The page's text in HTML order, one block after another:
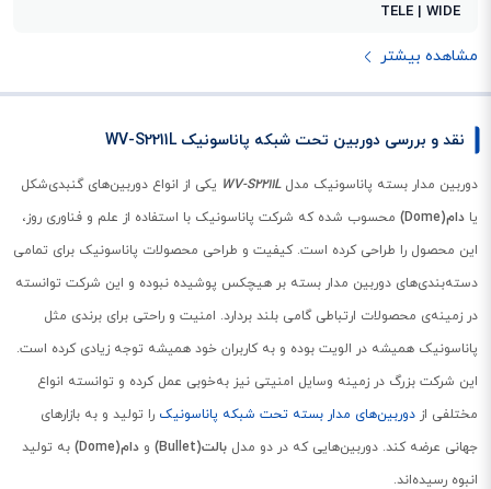
TELE | WIDE
مشاهده بیشتر
نقد و بررسی دوربین تحت شبکه پاناسونیک WV-S2211L
دوربین مدار بسته پاناسونیک مدلWV-S2211Lیکی از انواع دوربین‌های گنبدی‌شکل
یادام(Dome)
محسوب شده که شرکت پاناسونیک با استفاده از علم و فناوری روز،
این محصول را طراحی کرده است. کیفیت و طراحی محصولات پاناسونیک برای تمامی
دسته‌بندی‌های دوربین مدار بسته بر هیچکس پوشیده نبوده و این شرکت توانسته
در زمینه‌ی محصولات ارتباطی گامی بلند بردارد. امنیت و راحتی برای برندی مثل
پاناسونیک همیشه در الویت بوده و به کاربران خود همیشه توجه زیادی کرده است.
این شرکت بزرگ در زمینه وسایل امنیتی نیز به‌خوبی عمل کرده و توانسته انواع
مختلفی ازدوربین‌های مدار بسته تحت شبکه پاناسونیکرا تولید و به بازارهای
جهانی عرضه کند. دوربین‌هایی که در دو مدلبالت(Bullet) ودام(Dome)
به تولید
انبوه رسیده‌اند.